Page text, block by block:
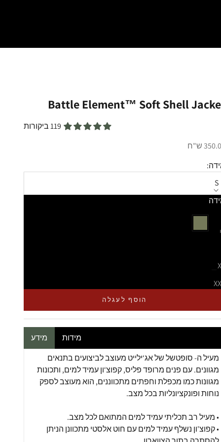
Battle Element™ Soft Shell
119 ביקורות
מבצעש"ח
S
שחורירוק זית
יחידות בלבד
הכמות
הוסף לעגלה
מידע
מידות
מעיל ה-סופטשלשל אג‘ילייט מעוצב לביצועים בתנאים
מגוונים. עם פנים מרופד פליס, קפוצ‘ון עמיד למים, ותכונות
מגוונות כמו מכפלת וחפתים מתכווננים, הוא מעוצב לספק
נוחות ופונקציונליות בכל מצב.
• מעיל רב תכליתי עמיד למים המתואם לכל מצב.
• קפוצ'ון נשלף עמיד למים עם חוט אלסטי מתכוונן הניתן